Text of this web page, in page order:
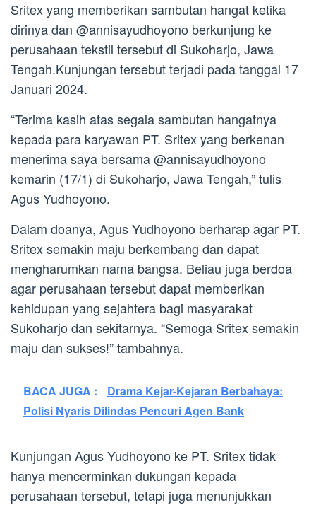
Sritex yang memberikan sambutan hangat ketika
dirinya dan @annisayudhoyono berkunjung ke
perusahaan tekstil tersebut di Sukoharjo, Jawa
Tengah.Kunjungan tersebut terjadi pada tanggal 17
Januari 2024.
“Terima kasih atas segala sambutan hangatnya
kepada para karyawan PT. Sritex yang berkenan
menerima saya bersama @annisayudhoyono
kemarin (17/1) di Sukoharjo, Jawa Tengah,” tulis
Agus Yudhoyono.
Dalam doanya, Agus Yudhoyono berharap agar PT.
Sritex semakin maju berkembang dan dapat
mengharumkan nama bangsa. Beliau juga berdoa
agar perusahaan tersebut dapat memberikan
kehidupan yang sejahtera bagi masyarakat
Sukoharjo dan sekitarnya. “Semoga Sritex semakin
maju dan sukses!” tambahnya.
BACA JUGA :
Drama Kejar-Kejaran Berbahaya:
Polisi Nyaris Dilindas Pencuri Agen Bank
Kunjungan Agus Yudhoyono ke PT. Sritex tidak
hanya mencerminkan dukungan kepada
perusahaan tersebut, tetapi juga menunjukkan